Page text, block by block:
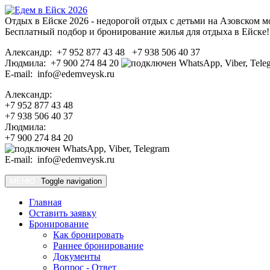
Отдых в Ейске 2026 - недорогой отдых с детьми на Азовском
Бесплатный подбор и бронирование жилья для отдыха в Ейске!
Александр: +7 952 877 43 48 +7 938 506 40 37
Людмила: +7 900 274 84 20
E-mail: info@edemveysk.ru
Александр:
+7 952 877 43 48
+7 938 506 40 37
Людмила:
+7 900 274 84 20
E-mail: info@edemveysk.ru
Toggle navigation
Главная
Оставить заявку
Бронирование
Как бронировать
Раннее бронирование
Документы
Вопрос - Ответ